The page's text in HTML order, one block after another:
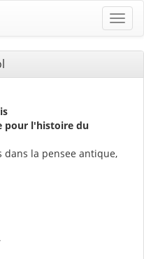
pour l'histoire du
dans la pensee antique,